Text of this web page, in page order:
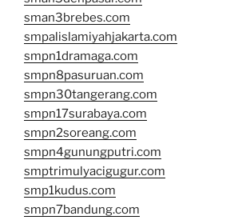
sman3brebes.com
smpalislamiyahjakarta.com
smpn1dramaga.com
smpn8pasuruan.com
smpn30tangerang.com
smpn17surabaya.com
smpn2soreang.com
smpn4gunungputri.com
smptrimulyacigugur.com
smp1kudus.com
smpn7bandung.com